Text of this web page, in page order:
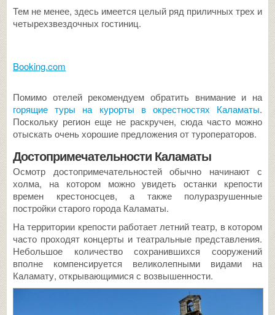
Тем не менее, здесь имеется целый ряд приличных трех и
четырехзвездочных гостиниц.
Booking.com
Помимо отелей рекомендуем обратить внимание и на
горящие туры на курорты в окрестностях Каламаты.
Поскольку регион еще не раскручен, сюда часто можно
отыскать очень хорошие предложения от туроператоров.
Достопримечательности Каламаты
Осмотр достопримечательностей обычно начинают с
холма, на котором можно увидеть останки крепости
времен крестоносцев, а также полуразрушенные
постройки старого города Каламаты.
На территории крепости работает летний театр, в котором
часто проходят концерты и театральные представления.
Небольшое количество сохранившихся сооружений
вполне компенсируется великолепными видами на
Каламату, открывающимися с возвышенности.